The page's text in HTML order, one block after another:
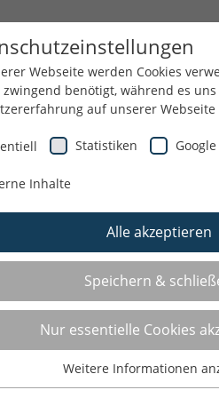
SPORTJUGEND
Webseite werden Cookies
benötigt, während es
auf unserer Webseite
Statistiken
Inhalte
Alle akzeptieren
Speichern &
Nur essentielle Cookies
Weitere Informationen